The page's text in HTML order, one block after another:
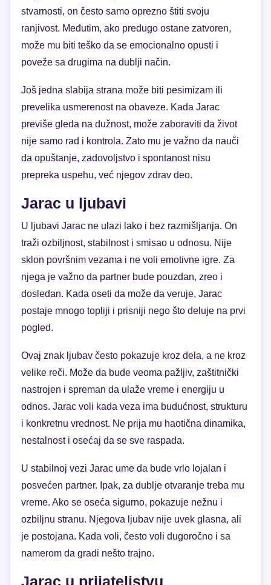
stvarnosti, on često samo oprezno štiti svoju
ranjivost. Međutim, ako predugo ostane zatvoren,
može mu biti teško da se emocionalno opusti i
poveže sa drugima na dublji način.
Još jedna slabija strana može biti pesimizam ili
prevelika usmerenost na obaveze. Kada Jarac
previše gleda na dužnost, može zaboraviti da život
nije samo rad i kontrola. Zato mu je važno da nauči
da opuštanje, zadovoljstvo i spontanost nisu
prepreka uspehu, već njegov zdrav deo.
Jarac u ljubavi
U ljubavi Jarac ne ulazi lako i bez razmišljanja. On
traži ozbiljnost, stabilnost i smisao u odnosu. Nije
sklon površnim vezama i ne voli emotivne igre. Za
njega je važno da partner bude pouzdan, zreo i
dosledan. Kada oseti da može da veruje, Jarac
postaje mnogo topliji i prisniji nego što deluje na prvi
pogled.
Ovaj znak ljubav često pokazuje kroz dela, a ne kroz
velike reči. Može da bude veoma pažljiv, zaštitnički
nastrojen i spreman da ulaže vreme i energiju u
odnos. Jarac voli kada veza ima budućnost, strukturu
i konkretnu vrednost. Ne prija mu haotična dinamika,
nestalnost i osećaj da se sve raspada.
U stabilnoj vezi Jarac ume da bude vrlo lojalan i
posvećen partner. Ipak, za dublje otvaranje treba mu
vreme. Ako se oseća sigurno, pokazuje nežnu i
ozbiljnu stranu. Njegova ljubav nije uvek glasna, ali
je postojana. Kada voli, često voli dugoročno i sa
namerom da gradi nešto trajno.
Jarac u prijateljstvu